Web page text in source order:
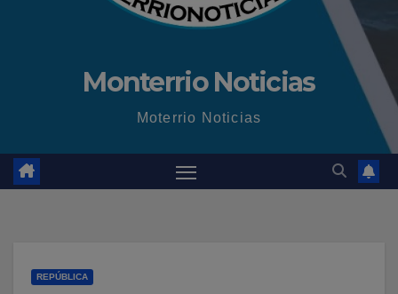
Monterrio Noticias
Moterrio Noticias
REPÚBLICA